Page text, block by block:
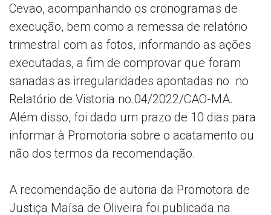
Cevao, acompanhando os cronogramas de
execução, bem como a remessa de relatório
trimestral com as fotos, informando as ações
executadas, a fim de comprovar que foram
sanadas as irregularidades apontadas no no
Relatório de Vistoria no.04/2022/CAO-MA.
Além disso, foi dado um prazo de 10 dias para
informar à Promotoria sobre o acatamento ou
não dos termos da recomendação.
A recomendação de autoria da Promotora de
Justiça Maísa de Oliveira foi publicada na